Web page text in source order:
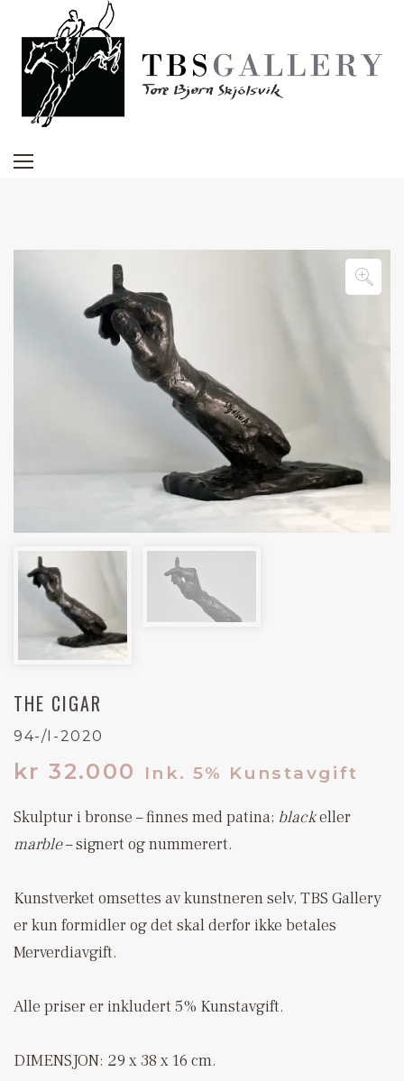
THE CIGAR
94-/I-2020
kr 32.000 Ink. 5% Kunstavgift
Skulptur i bronse – finnes med patina; blackeller
marble– signert og nummerert.
Kunstverket omsettes av kunstneren selv, TBS Gallery
er kun formidler og det skal derfor ikke betales
Merverdiavgift.
Alle priser er inkludert 5% Kunstavgift.
DIMENSJON: 29 x 38 x 16 cm.